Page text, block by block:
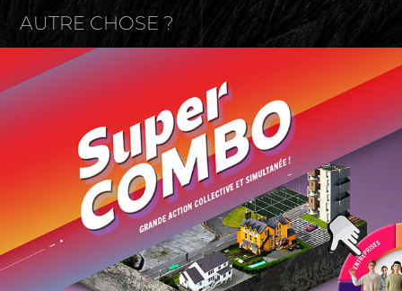
AUTRE CHOSE ?
LPO - Les gestes refuges